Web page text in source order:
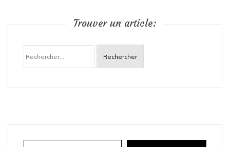
Trouver un article:
Rechercher :
Adresse e-mail